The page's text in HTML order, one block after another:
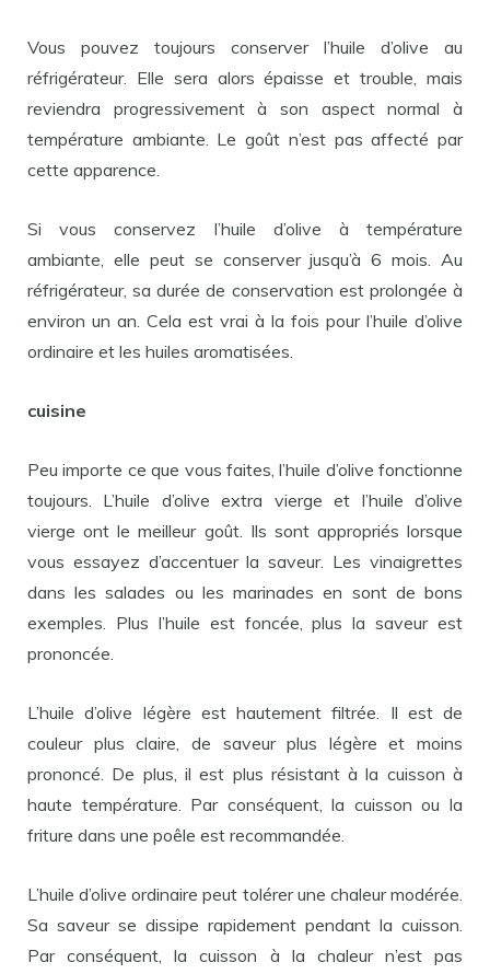
Vous pouvez toujours conserver l’huile d’olive au
réfrigérateur. Elle sera alors épaisse et trouble, mais
reviendra progressivement à son aspect normal à
température ambiante. Le goût n’est pas affecté par
cette apparence.
Si vous conservez l’huile d’olive à température
ambiante, elle peut se conserver jusqu’à 6 mois. Au
réfrigérateur, sa durée de conservation est prolongée à
environ un an. Cela est vrai à la fois pour l’huile d’olive
ordinaire et les huiles aromatisées.
cuisine
Peu importe ce que vous faites, l’huile d’olive fonctionne
toujours. L’huile d’olive extra vierge et l’huile d’olive
vierge ont le meilleur goût. Ils sont appropriés lorsque
vous essayez d’accentuer la saveur. Les vinaigrettes
dans les salades ou les marinades en sont de bons
exemples. Plus l’huile est foncée, plus la saveur est
prononcée.
L’huile d’olive légère est hautement filtrée. Il est de
couleur plus claire, de saveur plus légère et moins
prononcé. De plus, il est plus résistant à la cuisson à
haute température. Par conséquent, la cuisson ou la
friture dans une poêle est recommandée.
L’huile d’olive ordinaire peut tolérer une chaleur modérée.
Sa saveur se dissipe rapidement pendant la cuisson.
Par conséquent, la cuisson à la chaleur n’est pas